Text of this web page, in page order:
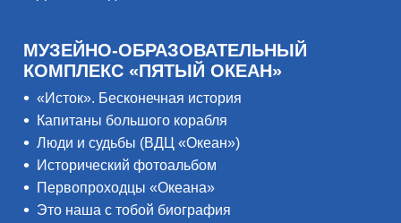
МУЗЕЙНО-ОБРАЗОВАТЕЛЬНЫЙ
КОМПЛЕКС «ПЯТЫЙ ОКЕАН»
«Исток». Бесконечная история
Капитаны большого корабля
Люди и судьбы (ВДЦ «Океан»)
Исторический фотоальбом
Первопроходцы «Океана»
Это наша с тобой биография